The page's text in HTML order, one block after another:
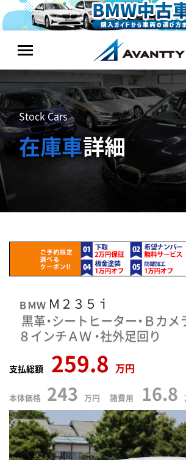
Stock Cars
在庫車詳細
ＢＭＷ Ｍ２３５ｉ
黒革・シートヒーター・Ｂカメ
８インチＡＷ ・社外足回り
支払総額 259.8 万円
本体価格 243 万円 諸費用 16.8